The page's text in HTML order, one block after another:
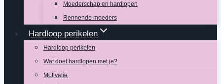
Moederschap en hardlopen
Rennende moeders
Hardloop perikelen
Hardloop perikelen
Wat doet hardlopen met je?
Motivatie